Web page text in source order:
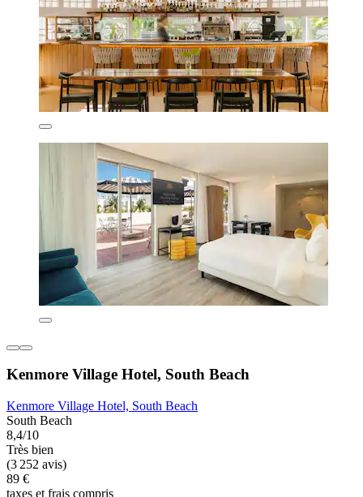
Kenmore Village Hotel, South Beach
Kenmore Village Hotel, South Beach
South Beach
8,4/10
Très bien
(3 252 avis)
89 €
taxes et frais compris